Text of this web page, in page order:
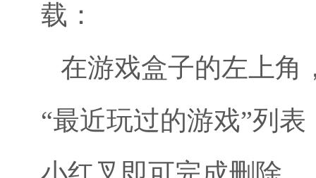
载：
在游戏盒子的左上角
“最近玩过的游戏”列